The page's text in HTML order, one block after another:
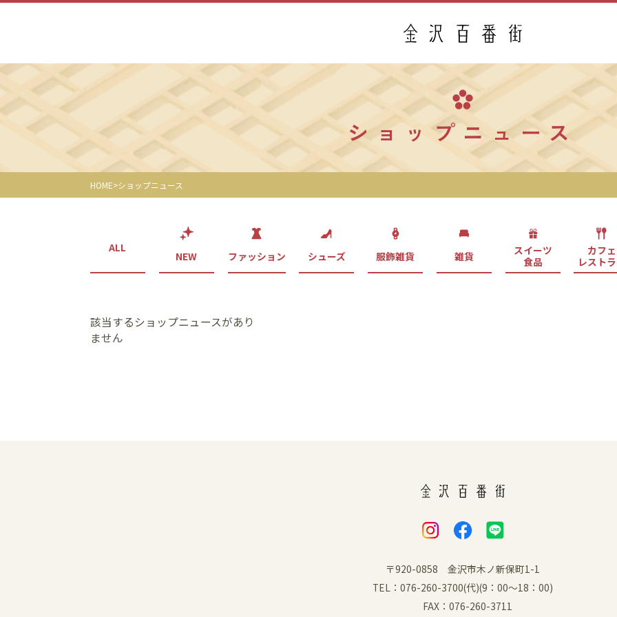
ショップニュース
HOME ショップニュース
ALL
NEW ファッション シューズ 服飾雑貨 雑貨
スイーツ
食品
カフェ
レスト
該当するショップニュースがあり
ません
〒920-0858 金沢市木ノ新保町1-1
TEL：076-260-3700(代)(9：00～18：00)
FAX：076-260-3711